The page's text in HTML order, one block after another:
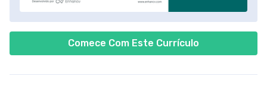
Comece Com Este Currículo